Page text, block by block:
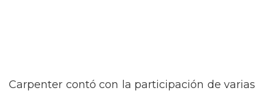
Carpenter contó con la participación de varias